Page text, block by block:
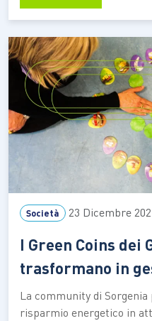
instabilità rende più
Società 23 Dicembre
I Green Coins dei
trasformano in
solidarietà con
La community di
risparmio energetico in